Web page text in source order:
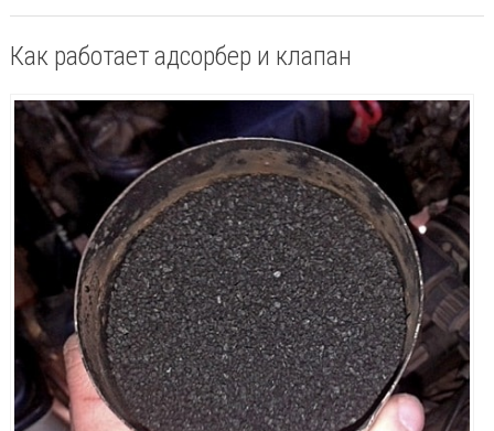
Как работает адсорбер и клапан